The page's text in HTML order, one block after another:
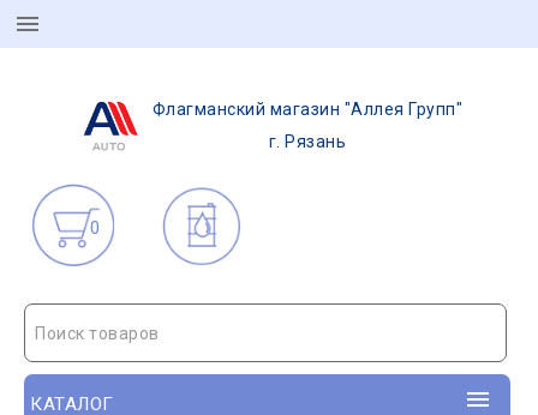
Флагманский магазин "Аллея Групп"
г. Рязань
0
Поиск товаров
КАТАЛОГ